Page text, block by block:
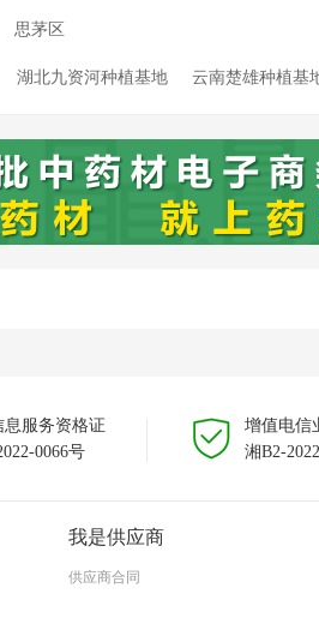
思茅区
湖北九资河种植基地 云南楚雄种植基
地
服务资格证
0066号
增值电信
湘B2-
我是供应商
供应商合同